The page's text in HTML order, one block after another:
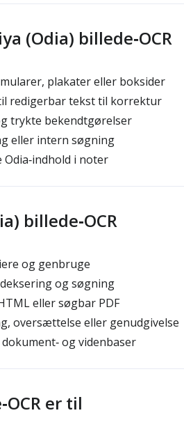
(Odia) billede‑OCR
plakater eller boksider
redigerbar tekst til korrektur
trykte bekendtgørelser
eller intern søgning
i noter
billede‑OCR
og genbruge
og søgning
eller søgbar PDF
oversættelse eller genudgivelse
og videnbaser
er til